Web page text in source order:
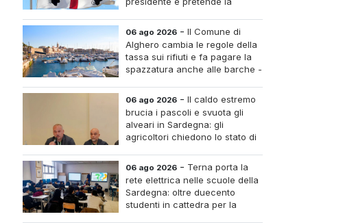
straordinario
06 ago 2026 - Il Comune di
Alghero cambia le regole della
tassa sui rifiuti e fa pagare la
spazzatura anche alle barche -
06 ago 2026 - Il caldo estremo
brucia i pascoli e svuota gli
alveari in Sardegna: gli
agricoltori chiedono lo stato di
06 ago 2026 - Terna porta la
rete elettrica nelle scuole della
Sardegna: oltre duecento
studenti in cattedra per la